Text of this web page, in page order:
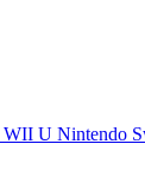
WII U Nintendo